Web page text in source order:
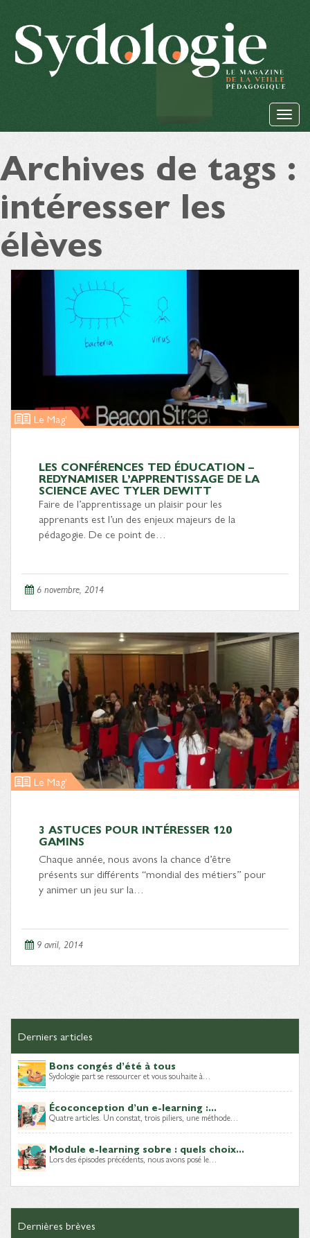
Archives de tags :
intéresser les
élèves
Le Mag'
LES CONFÉRENCES TED ÉDUCATION –
REDYNAMISER L’APPRENTISSAGE DE LA
SCIENCE AVEC TYLER DEWITT
Faire de l’apprentissage un plaisir pour les
apprenants est l’un des enjeux majeurs de la
pédagogie. De ce point de…
6 novembre, 2014
Le Mag'
3 ASTUCES POUR INTÉRESSER 120
GAMINS
Chaque année, nous avons la chance d’être
présents sur différents “mondial des métiers” pour
y animer un jeu sur la…
9 avril, 2014
Derniers articles
Bons congés d’été à tous
Sydologie part se ressourcer et vous souhaite à…
Écoconception d’un e-learning :...
Quatre articles. Un constat, trois piliers, une méthode…
Module e-learning sobre : quels choix...
Lors des épisodes précédents, nous avons posé le…
Dernières brèves